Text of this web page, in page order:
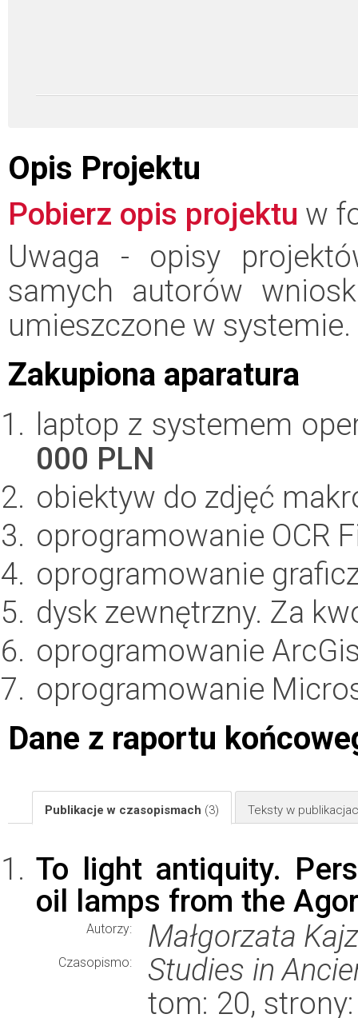
Opis Projektu
Pobierz opis projektu w
Uwaga - opisy
samych autorów
umieszczone w systemie.
Zakupiona aparatura
laptop z systemem
000 PLN
obiektyw do zdjęć
oprogramowanie OCR
oprogramowanie
dysk zewnętrzny. Za
oprogramowanie
oprogramowanie
Dane z raportu
Publikacje w czasopismach (3) Teksty w
To light antiquity.
oil lamps from the
Autorzy: Małgorzata
Czasopismo:
Studies in
tom: 20,